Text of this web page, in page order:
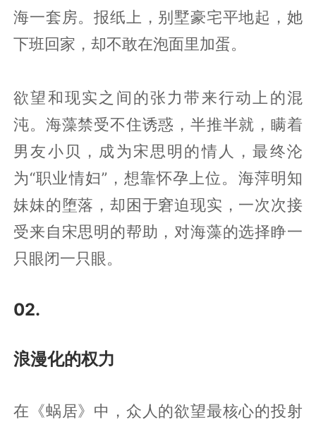
海一套房。报纸上，别墅豪宅平地起，她
下班回家，却不敢在泡面里加蛋。
欲望和现实之间的张力带来行动上的混
沌。海藻禁受不住诱惑，半推半就，瞒着
男友小贝，成为宋思明的情人，最终沦
为“职业情妇”，想靠怀孕上位。海萍明知
妹妹的堕落，却困于窘迫现实，一次次接
受来自宋思明的帮助，对海藻的选择睁一
只眼闭一只眼。
02.
浪漫化的权力
在《蜗居》中，众人的欲望最核心的投射